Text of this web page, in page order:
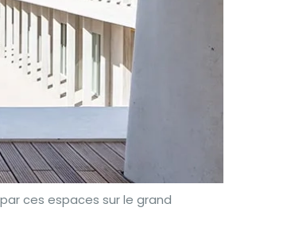
ces espaces sur le grand